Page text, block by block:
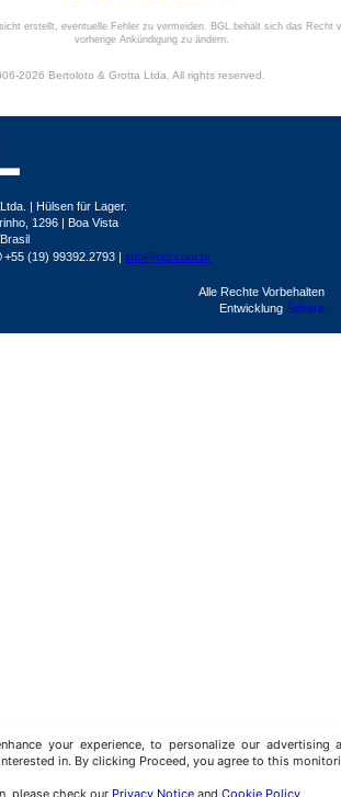
erstellt, eventuelle Fehler zu vermeiden. BGL behält sich das Recht
vorherige Ankündigung zu ändern.
2026 Bertoloto & Grotta Ltda. All rights reserved.
your experience, to personalize our advertising
in. By clicking Proceed, you agree to this
please check our Privacy Notice andCookie Policy
| Hülsen für Lager.
1296 | Boa Vista
+55 (19) 99392.2793 | info@bgl.com.br
Alle Rechte Vorbehalten
Entwicklung Sphera